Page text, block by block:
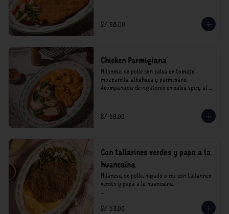
incluyen impuestos de ley y recargo al
consumo.
S/ 68.00
Chicken Parmigiana
Milanesa de pollo con salsa de tomate,
mozzarella, albahaca y parmesano.
Acompañada de rigatonis en salsa spicy al
*Nuestros precios están expresados en soles e
incluyen impuestos de ley y recargo al
S/ 59.00
Con tallarines verdes y papa a la
huancaína
Milanesa de pollo, hígado o res con tallarines
verdes y papa a la huancaína.
*Nuestros precios están expresados en soles e
incluyen impuestos de ley y recargo al
S/ 53.00